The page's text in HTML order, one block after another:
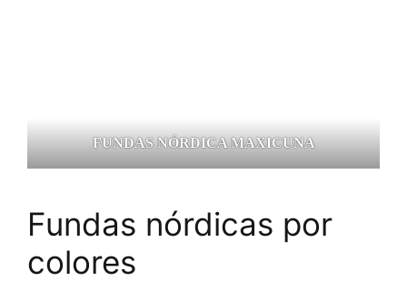
FUNDAS NÓRDICA MAXICUNA
Fundas nórdicas por
colores